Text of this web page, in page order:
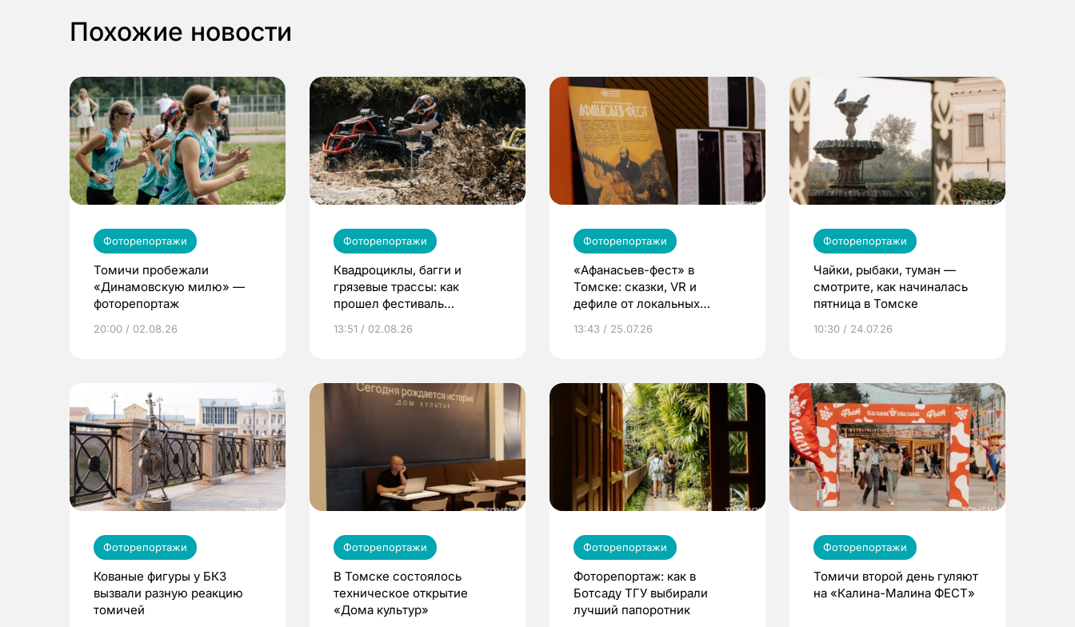
Похожие новости
Фоторепортажи
Томичи пробежали
«Динамовскую милю» —
фоторепортаж
20:00 / 02.08.26
Фоторепортажи
Квадроциклы, багги и
грязевые трассы: как
прошел фестиваль
Томском
13:51 / 02.08.26
Фоторепортажи
«Афанасьев-фест» в
Томске: сказки, VR и
дефиле от локальных
13:43 / 25.07.26
Фоторепортажи
Чайки, рыбаки, туман —
смотрите, как начиналась
пятница в Томске
10:30 / 24.07.26
Фоторепортажи
Кованые фигуры у БКЗ
вызвали разную реакцию
томичей
Фоторепортажи
В Томске состоялось
техническое открытие
«Дома культур»
Фоторепортажи
Фоторепортаж: как в
Ботсаду ТГУ выбирали
лучший папоротник
Фоторепортажи
Томичи второй день гуляют
на «Калина-Малина ФЕСТ»